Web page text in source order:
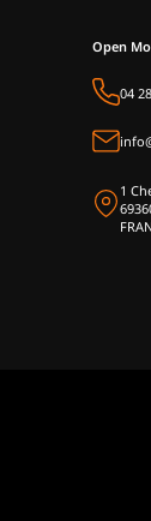
Open
04
1